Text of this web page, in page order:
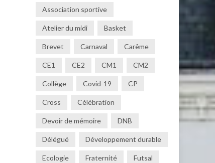
Association sportive
Atelier du midi Basket
Brevet Carnaval Carême
CE1 CE2 CM1 CM2
Collège Covid-19 CP
Cross Célébration
Devoir de mémoire DNB
Délégué Développement durable
Ecologie Fraternité Futsal